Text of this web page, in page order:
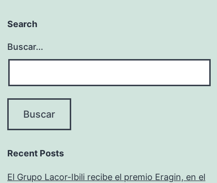
Search
Buscar...
Recent Posts
El Grupo Lacor-Ibili recibe el premio Eragin, en el